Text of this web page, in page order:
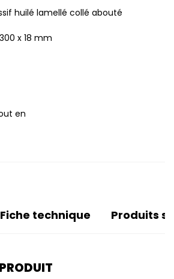
huilé lamellé collé abouté
x 18 mm
en
Fiche technique Produits